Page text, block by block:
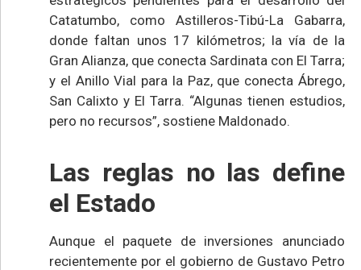
Catatumbo, como Astilleros-Tibú-La Gabarra,
donde faltan unos 17 kilómetros; la vía de la
Gran Alianza, que conecta Sardinata con El Tarra;
y el Anillo Vial para la Paz, que conecta Ábrego,
San Calixto y El Tarra. “Algunas tienen estudios,
pero no recursos”, sostiene Maldonado.
Las reglas no las define
el Estado
Aunque el paquete de inversiones anunciado
recientemente por el gobierno de Gustavo Petro